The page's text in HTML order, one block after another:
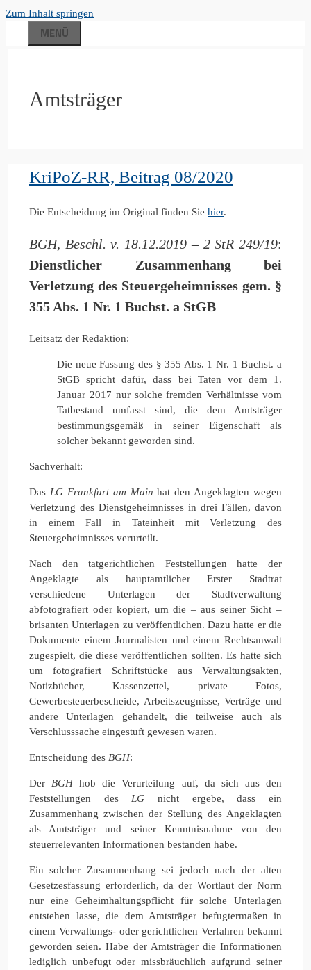
Zum Inhalt springen
MENÜ
Amtsträger
KriPoZ-RR, Beitrag 08/2020
Die Entscheidung im Original finden Sie hier.
BGH, Beschl. v. 18.12.2019 – 2 StR 249/19:
Dienstlicher Zusammenhang bei
Verletzung des Steuergeheimnisses gem. §
355 Abs. 1 Nr. 1 Buchst. a StGB
Leitsatz der Redaktion:
Die neue Fassung des § 355 Abs. 1 Nr. 1 Buchst. a
StGB spricht dafür, dass bei Taten vor dem 1.
Januar 2017 nur solche fremden Verhältnisse vom
Tatbestand umfasst sind, die dem Amtsträger
bestimmungsgemäß in seiner Eigenschaft als
solcher bekannt geworden sind.
Sachverhalt:
Das LG Frankfurt am Main hat den Angeklagten wegen
Verletzung des Dienstgeheimnisses in drei Fällen, davon
in einem Fall in Tateinheit mit Verletzung des
Steuergeheimnisses verurteilt.
Nach den tatgerichtlichen Feststellungen hatte der
Angeklagte als hauptamtlicher Erster Stadtrat
verschiedene Unterlagen der Stadtverwaltung
abfotografiert oder kopiert, um die – aus seiner Sicht –
brisanten Unterlagen zu veröffentlichen. Dazu hatte er die
Dokumente einem Journalisten und einem Rechtsanwalt
zugespielt, die diese veröffentlichen sollten. Es hatte sich
um fotografiert Schriftstücke aus Verwaltungsakten,
Notizbücher, Kassenzettel, private Fotos,
Gewerbesteuerbescheide, Arbeitszeugnisse, Verträge und
andere Unterlagen gehandelt, die teilweise auch als
Verschlusssache eingestuft gewesen waren.
Entscheidung des BGH:
Der BGHhob die Verurteilung auf, da sich aus den
Feststellungen des LG nicht ergebe, dass ein
Zusammenhang zwischen der Stellung des Angeklagten
als Amtsträger und seiner Kenntnisnahme von den
steuerrelevanten Informationen bestanden habe.
Ein solcher Zusammenhang sei jedoch nach der alten
Gesetzesfassung erforderlich, da der Wortlaut der Norm
nur eine Geheimhaltungspflicht für solche Unterlagen
entstehen lasse, die dem Amtsträger befugtermaßen in
einem Verwaltungs- oder gerichtlichen Verfahren bekannt
geworden seien. Habe der Amtsträger die Informationen
lediglich unbefugt oder missbräuchlich aufgrund seiner